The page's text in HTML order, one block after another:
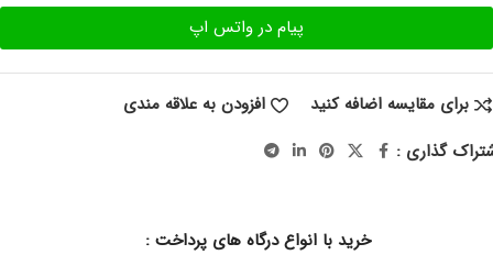
پیام در واتس اپ
برای مقایسه اضافه کنید
افزودن به علاقه مندی
گذاری :
خرید با انواع درگاه های پرداخت :